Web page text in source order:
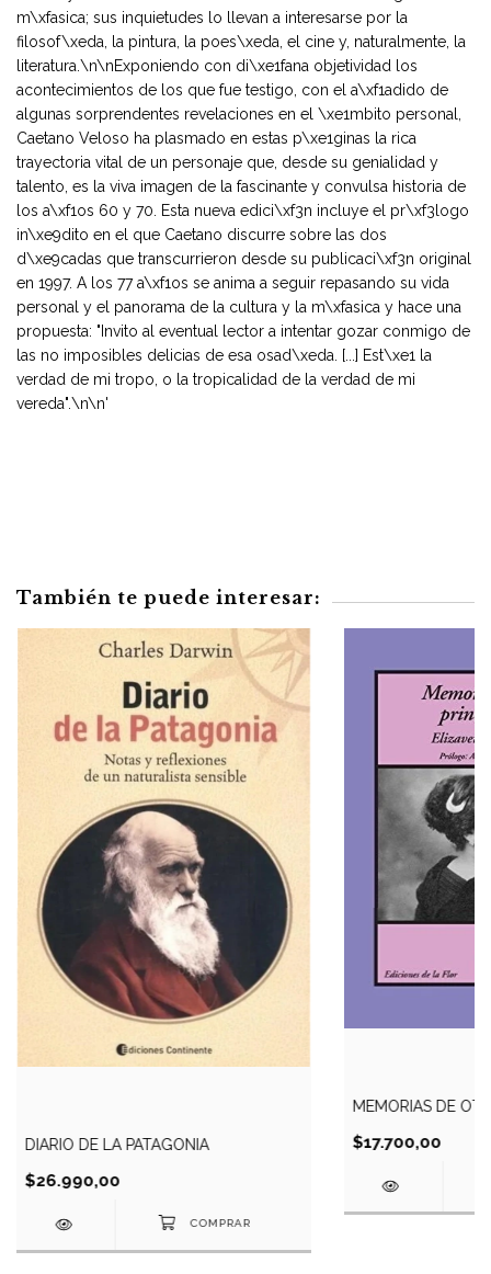
m\xfasica; sus inquietudes lo llevan a interesarse por la
filosof\xeda, la pintura, la poes\xeda, el cine y, naturalmente, la
literatura.\n\nExponiendo con di\xe1fana objetividad los
acontecimientos de los que fue testigo, con el a\xf1adido de
algunas sorprendentes revelaciones en el \xe1mbito personal,
Caetano Veloso ha plasmado en estas p\xe1ginas la rica
trayectoria vital de un personaje que, desde su genialidad y
talento, es la viva imagen de la fascinante y convulsa historia de
los a\xf1os 60 y 70. Esta nueva edici\xf3n incluye el pr\xf3logo
in\xe9dito en el que Caetano discurre sobre las dos
d\xe9cadas que transcurrieron desde su publicaci\xf3n original
en 1997. A los 77 a\xf1os se anima a seguir repasando su vida
personal y el panorama de la cultura y la m\xfasica y hace una
propuesta: "Invito al eventual lector a intentar gozar conmigo de
las no imposibles delicias de esa osad\xeda. [...] Est\xe1 la
verdad de mi tropo, o la tropicalidad de la verdad de mi
vereda".\n\n'
También te puede interesar:
DIARIO DE LA PATAGONIA
$26.990,00
MEMORIAS DE
$17.700,00